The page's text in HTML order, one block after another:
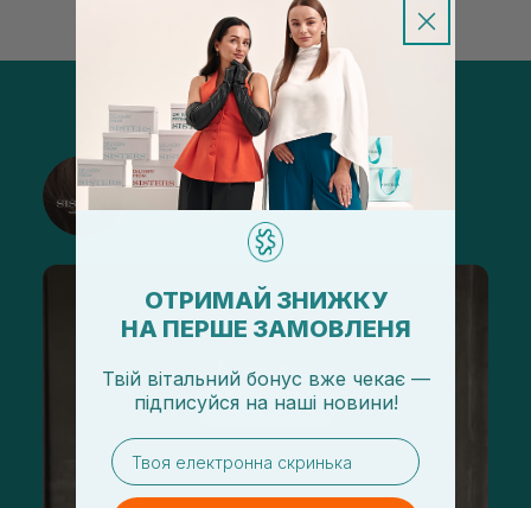
@sisters_stelmakh в Instagram
Підписатися
ОТРИМАЙ ЗНИЖКУ
НА ПЕРШЕ ЗАМОВЛЕНЯ
Твій вітальний бонус вже чекає —
підписуйся на наші новини!
email